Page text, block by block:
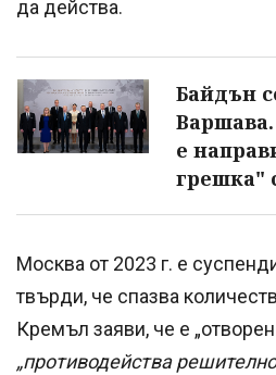
да действа.
Байдън
е
грешка"
Москва от 2023 г. е
твърди, че спазва
Кремъл заяви, че е
„противодейства